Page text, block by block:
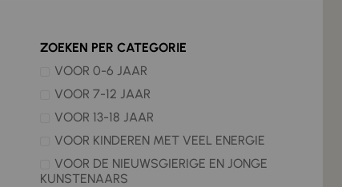
ZOEKEN PER CATEGORIE
VOOR 0-6 JAAR
VOOR 7-12 JAAR
VOOR 13-18 JAAR
VOOR KINDEREN MET VEEL ENERGIE
VOOR DE NIEUWSGIERIGE EN JONGE
KUNSTENAARS